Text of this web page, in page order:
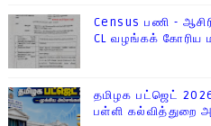
Census பணி -
CL வழங்கக் கோரிய
தமிழக பட்ஜெட்
பள்ளி கல்வித்துறை